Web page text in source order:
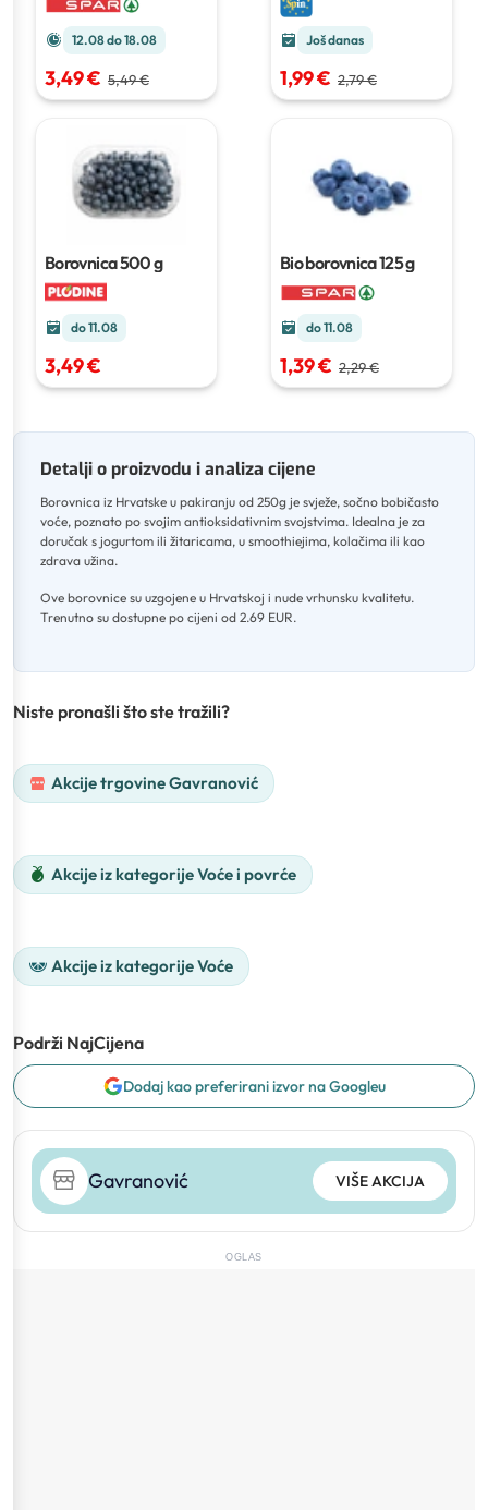
12.08 do 18.08
3,49 € 5,49 €
Još danas
1,99 € 2,79 €
Borovnica500 g
do 11.08
3,49 €
Bio borovnica125 g
do 11.08
1,39 € 2,29 €
Detalji o proizvodu i analiza cijene
Borovnica iz Hrvatske u pakiranju od 250g je svježe, sočno bobičasto
voće, poznato po svojim antioksidativnim svojstvima. Idealna je za
doručak s jogurtom ili žitaricama, u smoothiejima, kolačima ili kao
zdrava užina.
Ove borovnice su uzgojene u Hrvatskoj i nude vrhunsku kvalitetu.
Trenutno su dostupne po cijeni od 2.69 EUR.
Niste pronašli što ste tražili?
Akcije trgovine Gavranović
Akcije iz kategorije Voće i povrće
Akcije iz kategorije Voće
Podrži NajCijena
Dodaj kao preferirani izvor na Googleu
Gavranović VIŠE AKCIJA
OGLAS